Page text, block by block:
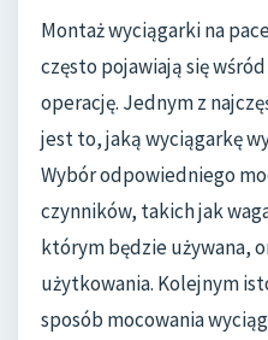
Montaż wyciągarki na
często pojawiają się
operację. Jednym z
jest to, jaką wyciągarkę
Wybór odpowiedniego
czynników, takich jak
którym będzie używana,
użytkowania. Kolejnym
sposób mocowania